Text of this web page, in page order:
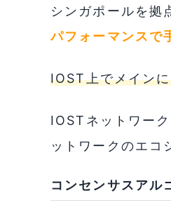
シンガポールを拠
パフォーマンスで
IOST上でメイン
IOSTネットワー
ットワークのエコ
コンセンサスア